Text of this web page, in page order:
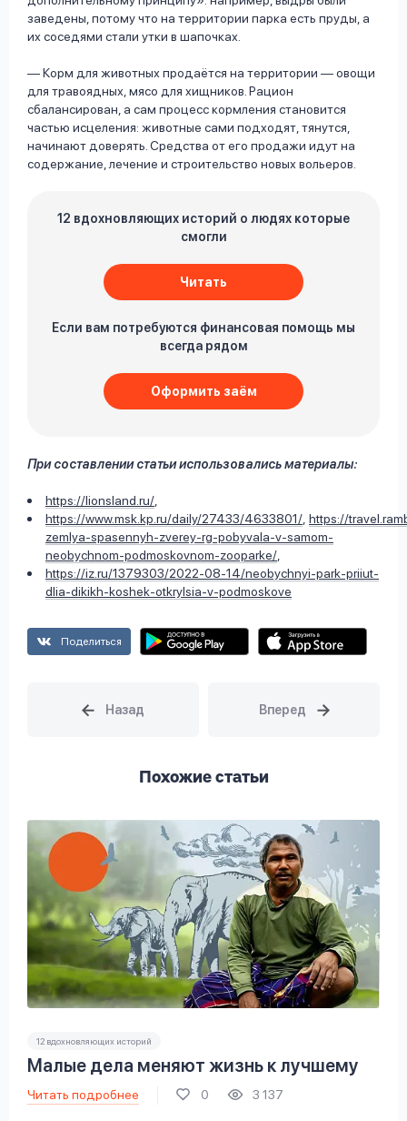
заведены, потому что на территории парка есть пруды, а
их соседями стали утки в шапочках.
— Корм для животных продаётся на территории — овощи
для травоядных, мясо для хищников. Рацион
сбалансирован, а сам процесс кормления становится
частью исцеления: животные сами подходят, тянутся,
начинают доверять. Средства от его продажи идут на
содержание, лечение и строительство новых вольеров.
12 вдохновляющих историй о людях которые
смогли
Читать
Если вам потребуются финансовая помощь мы
всегда рядом
Оформить заём
При составлении статьи использовались материалы:
https://lionsland.ru/
https://www.msk.kp.ru/daily/27433/4633801/ https://
zemlya-spasennyh-zverey-rg-pobyvala-v-samom-
neobychnom-podmoskovnom-zooparke/
https://iz.ru/1379303/2022-08-14/neobychnyi-park-priiut-
dlia-dikikh-koshek-otkrylsia-v-podmoskove
Поделиться
Похожие статьи
12 вдохновляющих историй
Малые дела меняют жизнь к лучшему
Читать подробнее 0 3 137